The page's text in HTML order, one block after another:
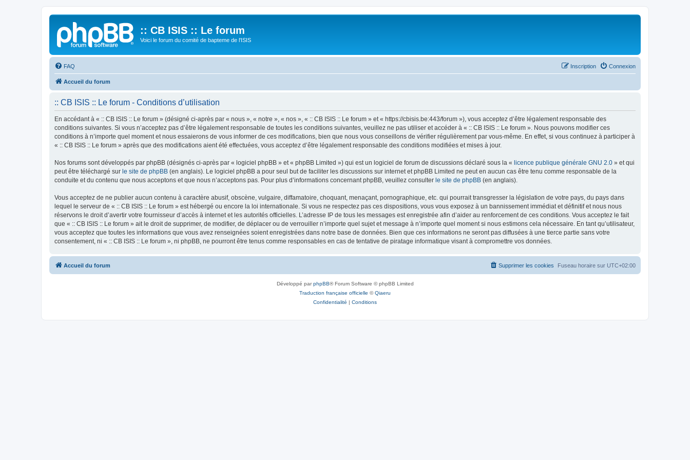
:: CB ISIS :: Le forum
Voici le forum du comité de bapteme de l'ISIS
FAQ Connexion
Inscription
Accueil du forum
:: CB ISIS :: Le forum - Conditions d’utilisation
En accédant à « :: CB ISIS :: Le forum » (désigné ci-après par « nous », « notre », « nos », « :: CB ISIS :: Le forum » et « https://cbisis.be:443/forum »), vous acceptez d’être légalement responsable des
conditions suivantes. Si vous n’acceptez pas d’être légalement responsable de toutes les conditions suivantes, veuillez ne pas utiliser et accéder à « :: CB ISIS :: Le forum ». Nous pouvons modifier ces
conditions à n’importe quel moment et nous essaierons de vous informer de ces modifications, bien que nous vous conseillons de vérifier régulièrement par vous-même. En effet, si vous continuez à participer à
« :: CB ISIS :: Le forum » après que des modifications aient été effectuées, vous acceptez d’être légalement responsable des conditions modifiées et mises à jour.
Nos forums sont développés par phpBB (désignés ci-après par « logiciel phpBB » et « phpBB Limited ») qui est un logiciel de forum de discussions déclaré sous la « licence publique générale GNU 2.0 » et qui
peut être téléchargé sur le site de phpBB (en anglais). Le logiciel phpBB a pour seul but de faciliter les discussions sur internet et phpBB Limited ne peut en aucun cas être tenu comme responsable de la
conduite et du contenu que nous acceptons et que nous n’acceptons pas. Pour plus d’informations concernant phpBB, veuillez consulter le site de phpBB (en anglais).
Vous acceptez de ne publier aucun contenu à caractère abusif, obscène, vulgaire, diffamatoire, choquant, menaçant, pornographique, etc. qui pourrait transgresser la législation de votre pays, du pays dans
lequel le serveur de « :: CB ISIS :: Le forum » est hébergé ou encore la loi internationale. Si vous ne respectez pas ces dispositions, vous vous exposez à un bannissement immédiat et définitif et nous nous
réservons le droit d’avertir votre fournisseur d’accès à internet et les autorités officielles. L’adresse IP de tous les messages est enregistrée afin d’aider au renforcement de ces conditions. Vous acceptez le fait
que « :: CB ISIS :: Le forum » ait le droit de supprimer, de modifier, de déplacer ou de verrouiller n’importe quel sujet et message à n’importe quel moment si nous estimons cela nécessaire. En tant qu’utilisateur,
vous acceptez que toutes les informations que vous avez renseignées soient enregistrées dans notre base de données. Bien que ces informations ne seront pas diffusées à une tierce partie sans votre
consentement, ni « :: CB ISIS :: Le forum », ni phpBB, ne pourront être tenus comme responsables en cas de tentative de piratage informatique visant à compromettre vos données.
Accueil du forum Fuseau horaire sur UTC+02:00
Supprimer les cookies
Développé parphpBB® Forum Software © phpBB Limited
Traduction française officielle ©Qiaeru
Confidentialité | Conditions